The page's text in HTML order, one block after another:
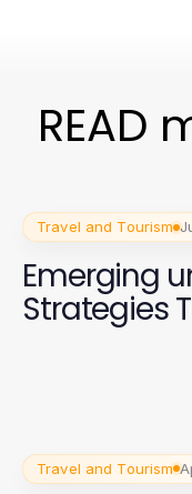
READ
Travel and Tourism
Emerging
Strategies
Travel and Tourism